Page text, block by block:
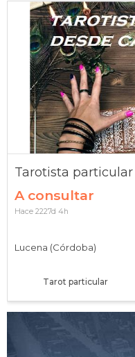
Tarotista
A consultar
Tarot particular
Lucena (Córdoba)
Hace 2227d 4h